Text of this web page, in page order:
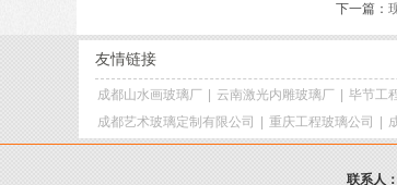
下一篇：
友情链接
成都山水画玻璃厂 云南激光内雕玻璃厂 毕节工
成都艺术玻璃定制有限公司
重庆工程玻璃公司
联系人：